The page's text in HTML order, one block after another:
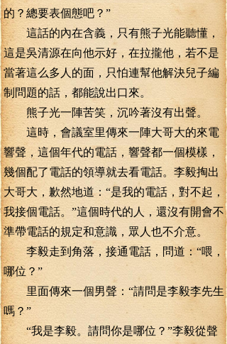
的？總要表個態吧？”
這話的內在含義，只有熊子光能聽懂，
這是吳清源在向他示好，在拉攏他，若不是
當著這么多人的面，只怕連幫他解決兒子編
制問題的話，都能說出口來。
熊子光一陣苦笑，沉吟著沒有出聲。
這時，會議室里傳來一陣大哥大的來電
響聲，這個年代的電話，響聲都一個模樣，
幾個配了電話的領導就去看電話。李毅掏出
大哥大，歉然地道：“是我的電話，對不起，
我接個電話。”這個時代的人，還沒有開會不
準帶電話的規定和意識，眾人也不介意。
李毅走到角落，接通電話，問道：“喂，
哪位？”
里面傳來一個男聲：“請問是李毅李先生
嗎？”
“我是李毅。請問你是哪位？”李毅從聲